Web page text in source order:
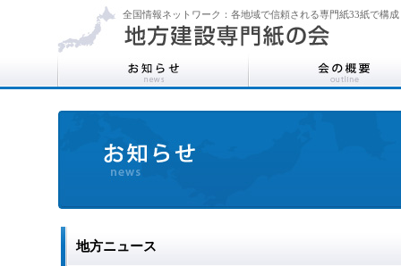
全国情報ネットワーク：各地域で信頼される専門紙33紙で構成
地方ニュース